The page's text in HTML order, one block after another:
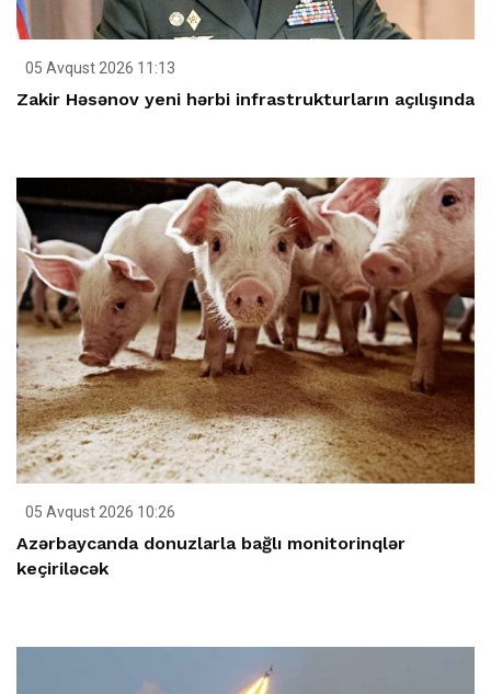
05 Avqust 2026 11:13
Zakir Həsənov yeni hərbi infrastrukturların açılışında
05 Avqust 2026 10:26
Azərbaycanda donuzlarla bağlı monitorinqlər
keçiriləcək